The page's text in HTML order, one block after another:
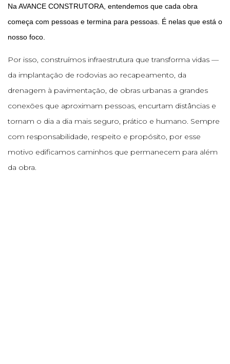
Na AVANCE CONSTRUTORA, entendemos que cada obra
começa com pessoas e termina para pessoas. É nelas que está o
nosso foco.
Por isso, construímos infraestrutura que transforma vidas —
da implantação de rodovias ao recapeamento, da
drenagem à pavimentação, de obras urbanas a grandes
conexões que aproximam pessoas, encurtam distâncias e
tornam o dia a dia mais seguro, prático e humano. Sempre
com responsabilidade, respeito e propósito, por esse
motivo edificamos caminhos que permanecem para além
da obra.